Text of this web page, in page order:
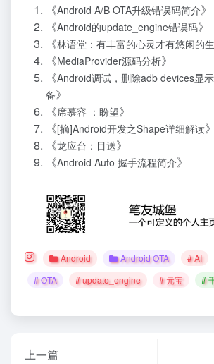
《Android A/B OTA升级错误码简介》
《Android的update_engine错误码》
《林语堂：有丰富的心灵才有悠闲的
《MediaProvider源码分析》
《Android调试，删除adb devices显
备》
《席慕容 ：盼望》
《[摘]Android开发之Shape详细解读》
《龙应台：目送》
《Android Auto 握手流程简介》
Android Android OTA # AI
# OTA
# update_engine # 元宝 #
上一篇